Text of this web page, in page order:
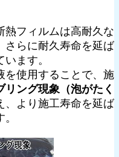
熱フィルムは高耐久な
さらに耐久寿命を延ば
ます。
使用することで、施
リング現象（泡がたく
、より施工寿命を延ば